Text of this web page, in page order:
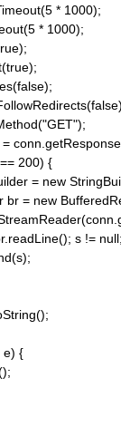
* 1000);
* 1000);
=
== 200) {
= new
br = new
br.readLine(); s !=
e) {